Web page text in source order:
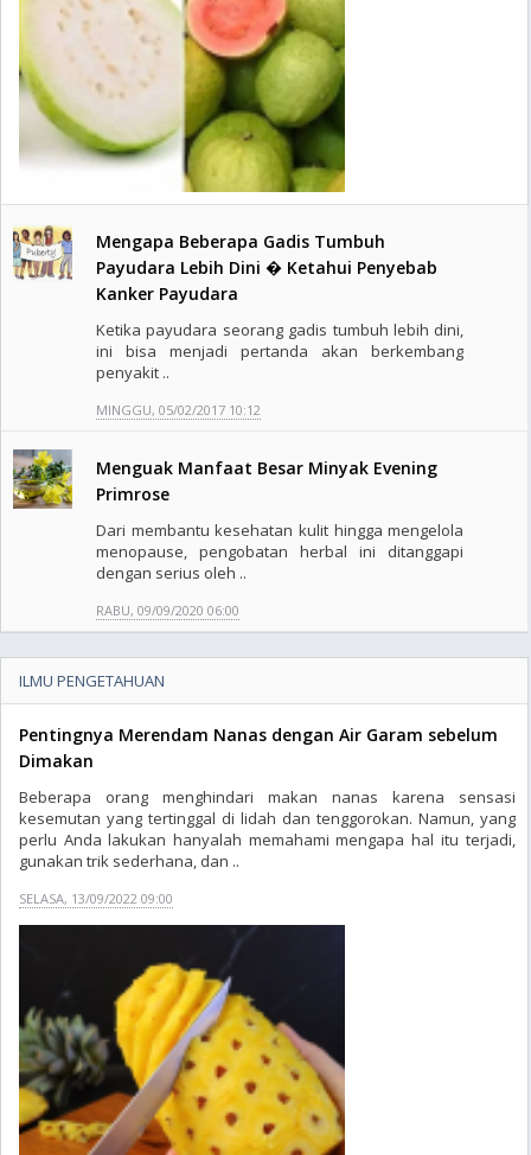
Mengapa Beberapa Gadis Tumbuh
Payudara Lebih Dini � Ketahui Penyebab
Kanker Payudara
Ketika payudara seorang gadis tumbuh lebih dini,
ini bisa menjadi pertanda akan berkembang
penyakit ..
MINGGU, 05/02/2017 10:12
Menguak Manfaat Besar Minyak Evening
Primrose
Dari membantu kesehatan kulit hingga mengelola
menopause, pengobatan herbal ini ditanggapi
dengan serius oleh ..
RABU, 09/09/2020 06:00
ILMU PENGETAHUAN
Pentingnya Merendam Nanas dengan Air Garam sebelum
Dimakan
Beberapa orang menghindari makan nanas karena sensasi
kesemutan yang tertinggal di lidah dan tenggorokan. Namun, yang
perlu Anda lakukan hanyalah memahami mengapa hal itu terjadi,
gunakan trik sederhana, dan ..
SELASA, 13/09/2022 09:00